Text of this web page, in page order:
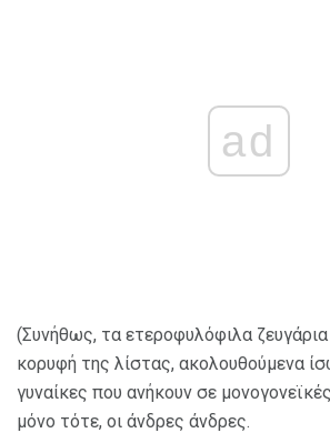
ad
(Συνήθως, τα ετεροφυλόφιλα
κορυφή της λίστας, ακολουθούμενα
γυναίκες που ανήκουν σε
μόνο τότε, οι άνδρες άνδρες.